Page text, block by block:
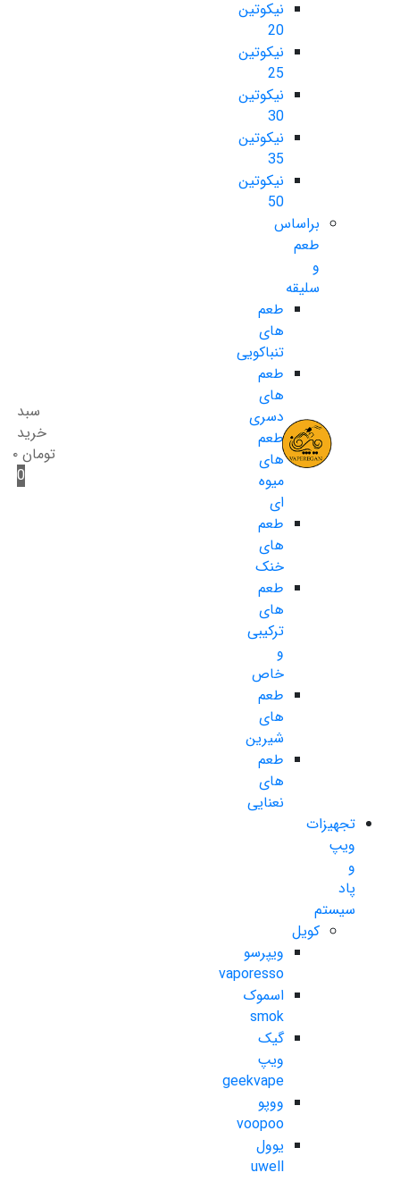
نیکوتین
20
نیکوتین
25
نیکوتین
30
نیکوتین
35
نیکوتین
50
براساس
طعم
و
سلیقه
طعم
های
تنباکویی
طعم
های
دسری
طعم
های
میوه
ای
طعم
های
خنک
طعم
های
ترکیبی
و
خاص
طعم
های
شیرین
طعم
های
نعنایی
تجهیزات
ویپ
و
پاد
سیستم
کویل
ویپرسو
vaporesso
اسموک
smok
گیک
ویپ
geekvape
ووپو
voopoo
یوول
uwell
سبد
خرید
تومان ۰
0